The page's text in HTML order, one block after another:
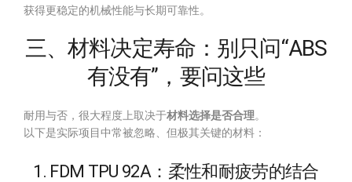
获得更稳定的机械性能与长期可靠性。
三、材料决定寿命：别只问“ABS
有没有”，要问这些
耐用与否，很大程度上取决于材料选择是否合理。
以下是实际项目中常被忽略、但极其关键的材料：
1. FDM TPU 92A：柔性和耐疲劳的结合